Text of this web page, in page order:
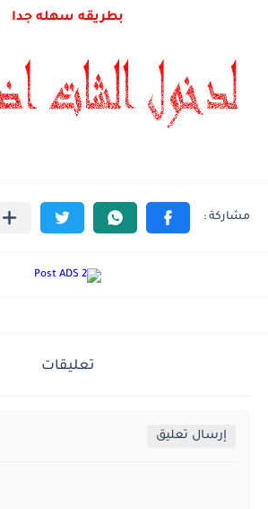
بطريقه سهله جدا
تعليقات
إرسال تعليق